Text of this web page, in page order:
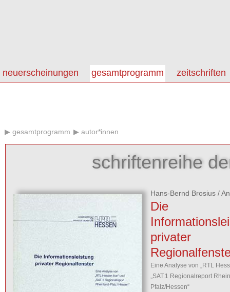
neuerscheinungen gesamtprogramm zeitschriften
gesamtprogramm autor*innen
schriftenreihe
Hans-Bernd Brosius/
Die
privater
Eine Analyse von „RTL
„SAT.1 Regionalreport
Pfalz/Hessen“